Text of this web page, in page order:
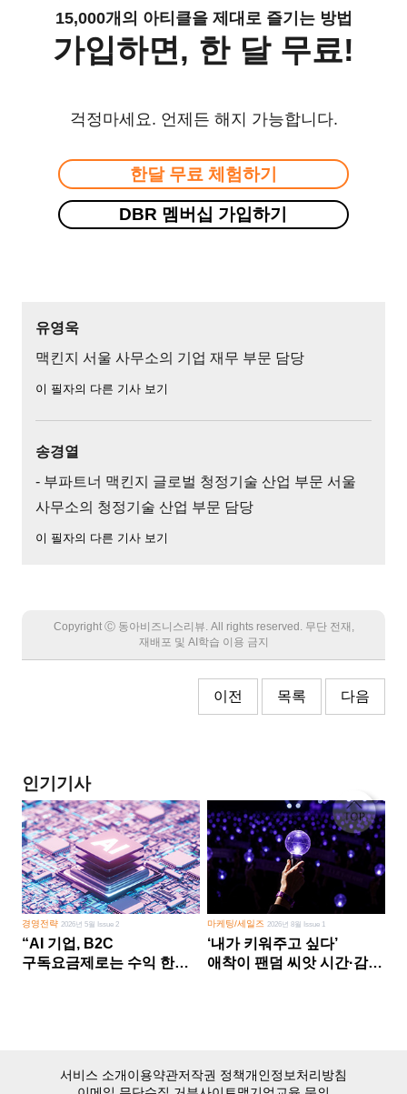
15,000개의 아티클을 제대로 즐기는 방법
가입하면, 한 달 무료!
걱정마세요. 언제든 해지 가능합니다.
한달 무료 체험하기
DBR 멤버십 가입하기
유영욱
맥킨지 서울 사무소의 기업 재무 부문 담당
이 필자의 다른 기사 보기
송경열
- 부파트너 맥킨지 글로벌 청정기술 산업 부문 서울
사무소의 청정기술 산업 부문 담당
이 필자의 다른 기사 보기
Copyright Ⓒ 동아비즈니스리뷰. All rights reserved. 무단 전재,
재배포 및 AI학습 이용 금지
이전 목록 다음
인기기사
경영전략2026년 5월 Issue 2
“AI 기업, B2C
구독요금제로는 수익 한계
마케팅/세일즈 2026년 8월 Issue 1
‘내가 키워주고 싶다’
애착이 팬덤 씨앗 시간·감정
서비스 소개이용약관저작권 정책개인정보처리방침